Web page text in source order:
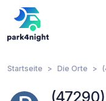
Startseite Die Orte